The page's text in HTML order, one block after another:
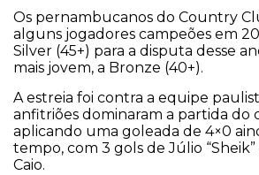
Os pernambucanos do Country
alguns jogadores campeões em
Silver (45+) para a disputa desse
mais jovem, a Bronze (40+).
A estreia foi contra a equipe
anfitriões dominaram a partida do
aplicando uma goleada de 4×0
tempo, com 3 gols de Júlio “Sheik”
Caio.